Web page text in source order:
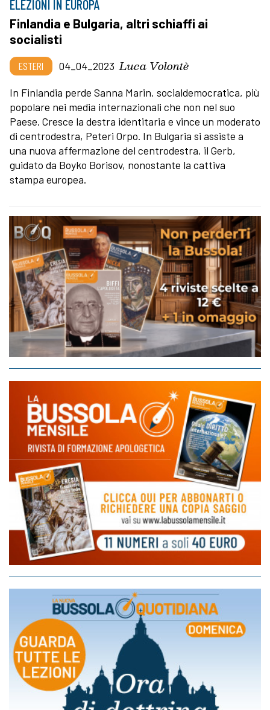
ELEZIONI IN EUROPA
Finlandia e Bulgaria, altri schiaffi ai
socialisti
ESTERI 04_04_2023 Luca Volontè
In Finlandia perde Sanna Marin, socialdemocratica, più
popolare nei media internazionali che non nel suo
Paese. Cresce la destra identitaria e vince un moderato
di centrodestra, Peteri Orpo. In Bulgaria si assiste a
una nuova affermazione del centrodestra, il Gerb,
guidato da Boyko Borisov, nonostante la cattiva
stampa europea.